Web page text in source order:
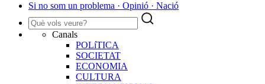
Si no som un problema · Opinió · Nació
Canals
POLíTICA
SOCIETAT
ECONOMIA
CULTURA